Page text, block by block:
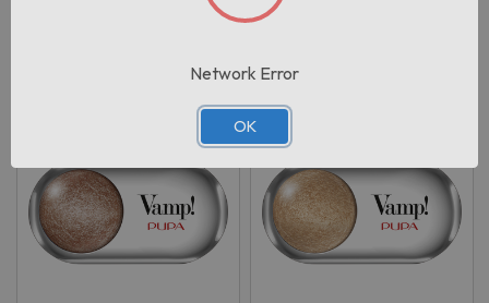
Prodotti correlati
Network Error
OK